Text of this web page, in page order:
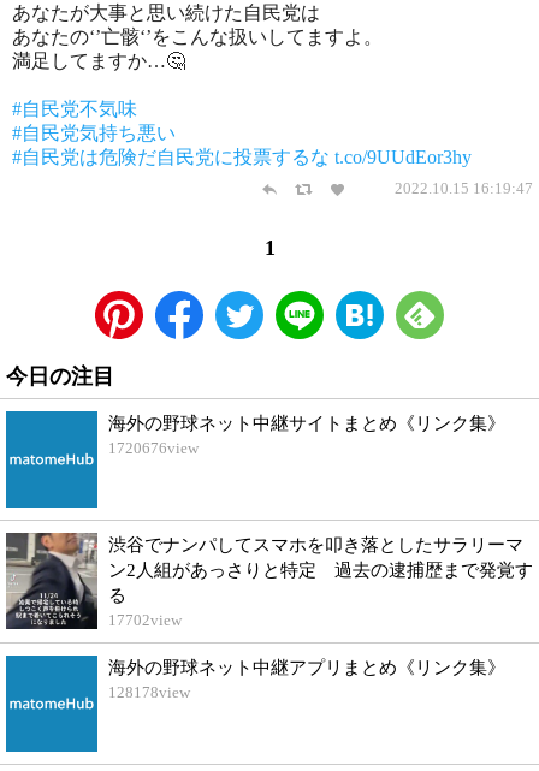
あなたが大事と思い続けた自民党は
あなたの‘’亡骸‘’をこんな扱いしてますよ。
満足してますか…🤔
#自民党不気味
#自民党気持ち悪い
#自民党は危険だ自民党に投票するな t.co/9UUdEor3hy
2022.10.15 16:19:47
1
今日の注目
海外の野球ネット中継サイトまとめ《リンク集》
1720676view
渋谷でナンパしてスマホを叩き落としたサラリーマ
ン2人組があっさりと特定 過去の逮捕歴まで発覚す
る
17702view
海外の野球ネット中継アプリまとめ《リンク集》
128178view